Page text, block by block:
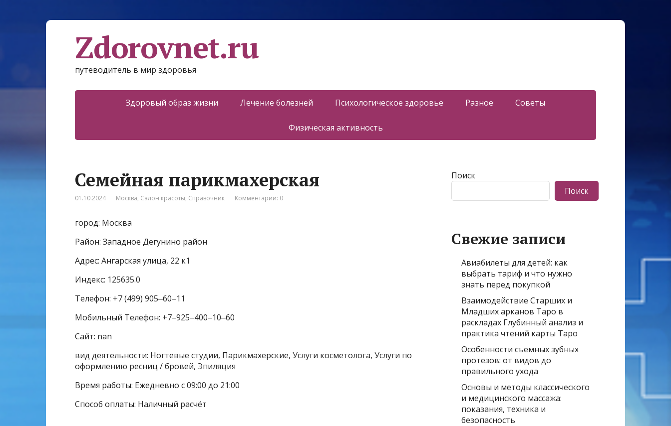
Zdorovnet.ru
путеводитель в мир здоровья
Здоровый образ жизни Лечение болезней Психологическое здоровье Разное Советы
Физическая активность
Семейная парикмахерская
01.10.2024 Москва, Салон красоты, Справочник Комментарии: 0
город: Москва
Район: Западное Дегунино район
Адрес: Ангарская улица, 22 к1
Индекс: 125635.0
Телефон: +7 (499) 905‒60‒11
Мобильный Телефон: +7‒925‒400‒10‒60
Сайт: nan
вид деятельности: Ногтевые студии, Парикмахерские, Услуги косметолога, Услуги по
оформлению ресниц / бровей, Эпиляция
Время работы: Ежедневно с 09:00 до 21:00
Способ оплаты: Наличный расчёт
Поиск
Поиск
Свежие записи
Авиабилеты для детей: как
выбрать тариф и что нужно
знать перед покупкой
Взаимодействие Старших и
Младших арканов Таро в
раскладах Глубинный анализ и
практика чтений карты Таро
Особенности съемных зубных
протезов: от видов до
правильного ухода
Основы и методы классического
и медицинского массажа:
показания, техника и
безопасность